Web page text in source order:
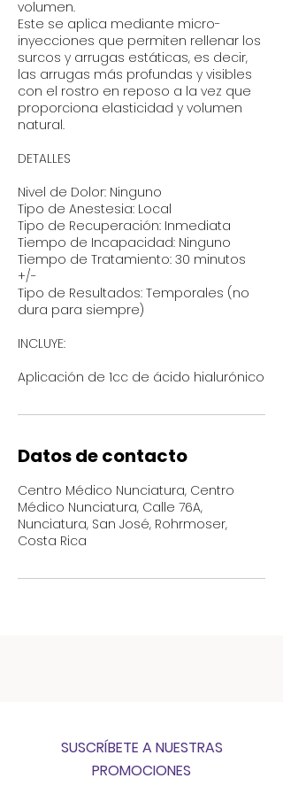
volumen.
Este se aplica mediante micro-
inyecciones que permiten rellenar los
surcos y arrugas estáticas, es decir,
las arrugas más profundas y visibles
con el rostro en reposo a la vez que
proporciona elasticidad y volumen
natural.
DETALLES
Nivel de Dolor: Ninguno
Tipo de Anestesia: Local
Tipo de Recuperación: Inmediata
Tiempo de Incapacidad: Ninguno
Tiempo de Tratamiento: 30 minutos
+/-
Tipo de Resultados: Temporales (no
dura para siempre)
INCLUYE:
Aplicación de 1cc de ácido hialurónico
Datos de contacto
Centro Médico Nunciatura, Centro
Médico Nunciatura, Calle 76A,
Nunciatura, San José, Rohrmoser,
Costa Rica
SUSCRÍBETE A NUESTRAS
PROMOCIONES